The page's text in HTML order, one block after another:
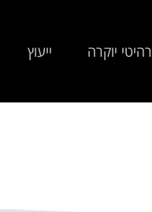
רהיטי יוקרה ייעוץ